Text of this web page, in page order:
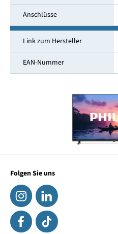
Anschlüsse
Link zum Hersteller
EAN-Nummer
Folgen Sie uns